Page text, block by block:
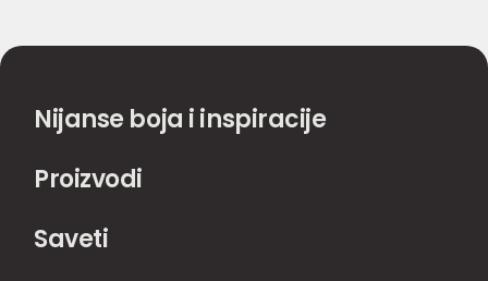
Nijanse boja i inspiracije
Proizvodi
Saveti